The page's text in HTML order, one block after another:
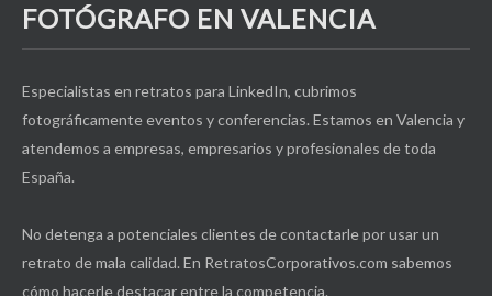
FOTÓGRAFO EN VALENCIA
Especialistas en retratos para LinkedIn, cubrimos
fotográficamente eventos y conferencias. Estamos en Valencia y
atendemos a empresas, empresarios y profesionales de toda
España.
No detenga a potenciales clientes de contactarle por usar un
retrato de mala calidad. En RetratosCorporativos.com sabemos
cómo hacerle destacar entre la competencia.